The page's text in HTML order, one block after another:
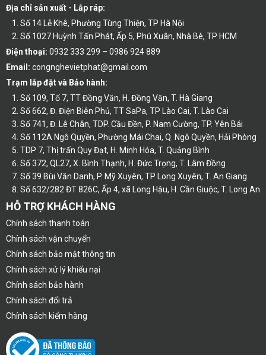
Địa chỉ sản xuất - Lắp ráp:
Số 14 Lễ Khê, Phường Tùng Thiện, TP Hà Nội
Số 1027 Huỳnh Tấn Phát, Ấp 5, Phú Xuân, Nhà Bè, TP HCM
Điện thoại: 0932 333 299 – 0986 924 889
Email: congnghevietphat@gmail.com
Trạm lắp đặt và Bảo hành:
Số 109, Tổ 7, TT Đồng Văn, H. Đồng Văn, T. Hà Giang
Số 662, Đ. Điện Biên Phủ, TT SaPa, TP Lào Cai, T. Lào Cai
Số 741, Đ. Lê Chân, TDP. Cầu Đền, P. Nam Cường, TP. Yên Bái
Số 112A Ngô Quyền, Phường Mái Chai, Q. Ngô Quyền, Hải Phòng
TDP 7, Thị trấn Quy Đạt, H. Minh Hóa, T. Quảng Bình
Số 372, QL27, X. Bình Thạnh, H. Đức Trọng, T. Lâm Đồng
Số 39 Bùi Văn Danh, P. Mỹ Xuyên, TP Long Xuyên, T. An Giang
Số 632/282 ĐT 826C, Ấp 4, xã Long Hậu, H. Cần Giuộc, T. Long An
HỖ TRỢ KHÁCH HÀNG
Chính sách thanh toán
Chính sách vận chuyển
Chính sách bảo mật thông tin
Chính sách xử lý khiếu nại
Chính sách bảo hành
Chính sách đổi trả
Chính sách kiểm hàng